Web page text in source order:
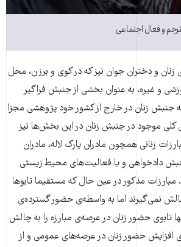
و فعال اجتماعی
زنان و دختران جوان نیز که در کوی و برزن، محل
و غیره، به عنوان بخشی از جنبش فراگیر
جنبش زنان در خارج از کشور خود پژوهشی مجزا
کلی موجود در جنبش زنان در این بخش‌ها نیز
زنانی همچون مادران پارک لاله، مادران
دادخواهی و یا فعالیت‌های محیط زیستی
مبارزات مذکور در عین حال که مستقیما تابوها
نمی‌گیرند اما به واسطه‌ی حضور گسترده‌ی
تابوی حضور زنان در عرصه‌ی مبارزه را به چالش
افزایش حضور زنان در عرصه‌های عمومی و از